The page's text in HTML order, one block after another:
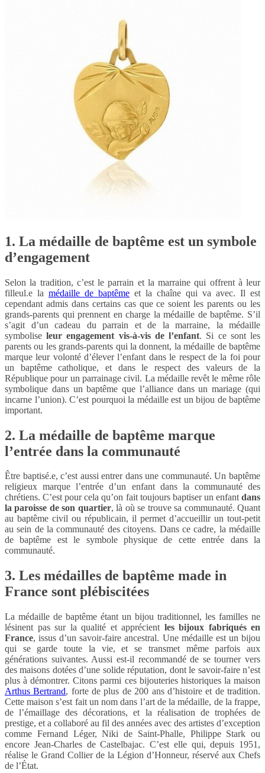
1. La médaille de baptême est un symbole
d’engagement
Selon la tradition, c’est le parrain et la marraine qui offrent à leur
filleul.e la médaille de baptême et la chaîne qui va avec. Il est
cependant admis dans certains cas que ce soient les parents ou les
grands-parents qui prennent en charge la médaille de baptême. S’il
s’agit d’un cadeau du parrain et de la marraine, la médaille
symboliseleur engagement vis-à-vis de l’enfant. Si ce sont les
parents ou les grands-parents qui la donnent, la médaille de baptême
marque leur volonté d’élever l’enfant dans le respect de la foi pour
un baptême catholique, et dans le respect des valeurs de la
République pour un parrainage civil. La médaille revêt le même rôle
symbolique dans un baptême que l’alliance dans un mariage (qui
incarne l’union). C’est pourquoi la médaille est un bijou de baptême
important.
2. La médaille de baptême marque
l’entrée dans la communauté
Être baptisé.e, c’est aussi entrer dans une communauté. Un baptême
religieux marque l’entrée d’un enfant dans la communauté des
chrétiens. C’est pour cela qu’on fait toujours baptiser un enfantdans
la paroisse de son quartier, là où se trouve sa communauté. Quant
au baptême civil ou républicain, il permet d’accueillir un tout-petit
au sein de la communauté des citoyens. Dans ce cadre, la médaille
de baptême est le symbole physique de cette entrée dans la
communauté.
3. Les médailles de baptême made in
France sont plébiscitées
La médaille de baptême étant un bijou traditionnel, les familles ne
lésinent pas sur la qualité et apprécient les bijoux fabriqués en
France, issus d’un savoir-faire ancestral. Une médaille est un bijou
qui se garde toute la vie, et se transmet même parfois aux
générations suivantes. Aussi est-il recommandé de se tourner vers
des maisons dotées d’une solide réputation, dont le savoir-faire n’est
plus à démontrer. Citons parmi ces bijouteries historiques la maison
Arthus Bertrand, forte de plus de 200 ans d’histoire et de tradition.
Cette maison s’est fait un nom dans l’art de la médaille, de la frappe,
de l’émaillage des décorations, et la réalisation de trophées de
prestige, et a collaboré au fil des années avec des artistes d’exception
comme Fernand Léger, Niki de Saint-Phalle, Philippe Stark ou
encore Jean-Charles de Castelbajac. C’est elle qui, depuis 1951,
réalise le Grand Collier de la Légion d’Honneur, réservé aux Chefs
de l’État.